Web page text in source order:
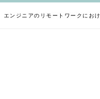
toエンジニアのリモートワークにお